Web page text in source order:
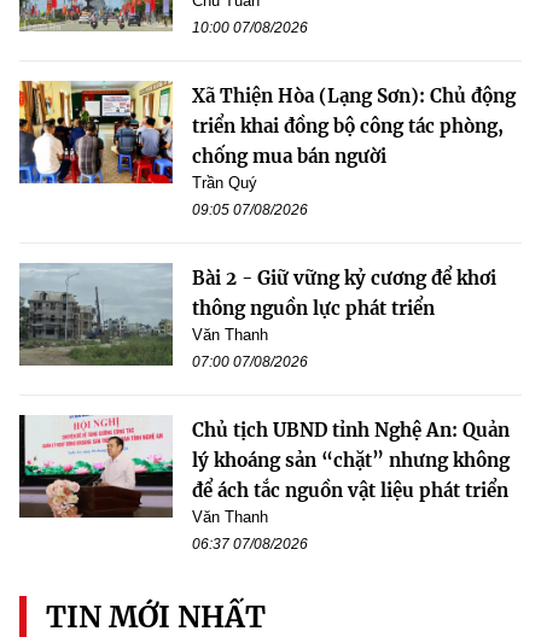
10:00 07/08/2026
Xã Thiện Hòa (Lạng Sơn): Chủ động
triển khai đồng bộ công tác phòng,
chống mua bán người
Trần Quý
09:05 07/08/2026
Bài 2 - Giữ vững kỷ cương để khơi
thông nguồn lực phát triển
Văn Thanh
07:00 07/08/2026
Chủ tịch UBND tỉnh Nghệ An: Quản
lý khoáng sản “chặt” nhưng không
để ách tắc nguồn vật liệu phát triển
Văn Thanh
06:37 07/08/2026
TIN MỚI NHẤT